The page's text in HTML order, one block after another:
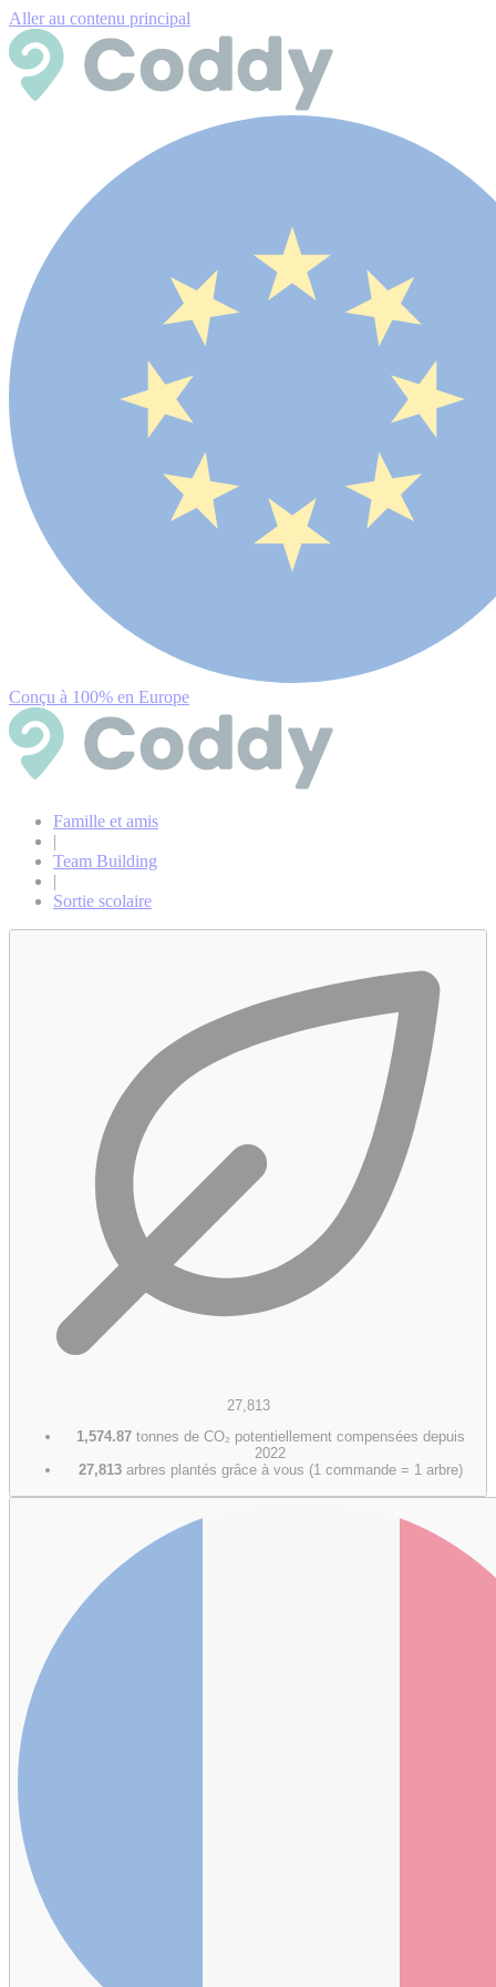
Aller au contenu principal
Conçu à 100% en Europe
Famille et amis
|
Team Building
|
Sortie scolaire
27,813
1,574.87tonnes de CO₂ potentiellement compensées depuis
2022
27,813 arbres plantés grâce à vous (1 commande = 1 arbre)